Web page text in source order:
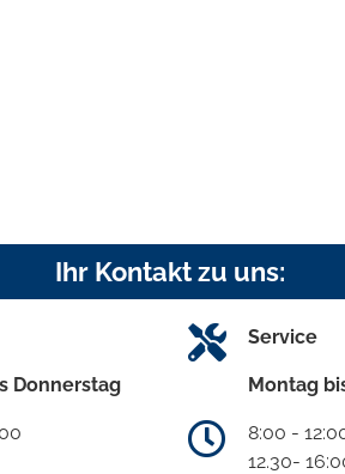
Ihr Kontakt zu uns:
Donnerstag
Service
Montag
8:00 -
12.30-